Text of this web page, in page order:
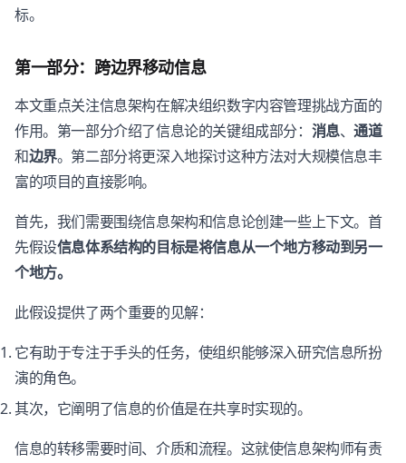
标。
第一部分：跨边界移动信息
本文重点关注信息架构在解决组织数字内容管理挑战方面的
作用。第一部分介绍了信息论的关键组成部分： 消息、通道
和边界。第二部分将更深入地探讨这种方法对大规模信息丰
富的项目的直接影响。
首先，我们需要围绕信息架构和信息论创建一些上下文。首
先假设信息体系结构的目标是将信息从一个地方移动到另一
个地方。
此假设提供了两个重要的见解：
它有助于专注于手头的任务，使组织能够深入研究信息所扮
演的角色。
其次，它阐明了信息的价值是在共享时实现的。
信息的转移需要时间、介质和流程。这就使信息架构师有责